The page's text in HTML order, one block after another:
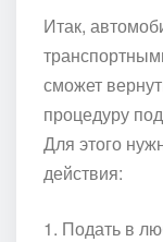
Итак,
сможет
процедуру
Для этого
действия:
1. Подать в